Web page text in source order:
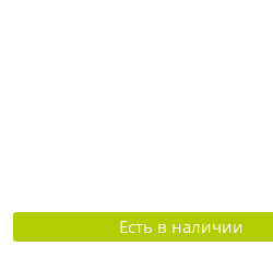
Есть в наличии